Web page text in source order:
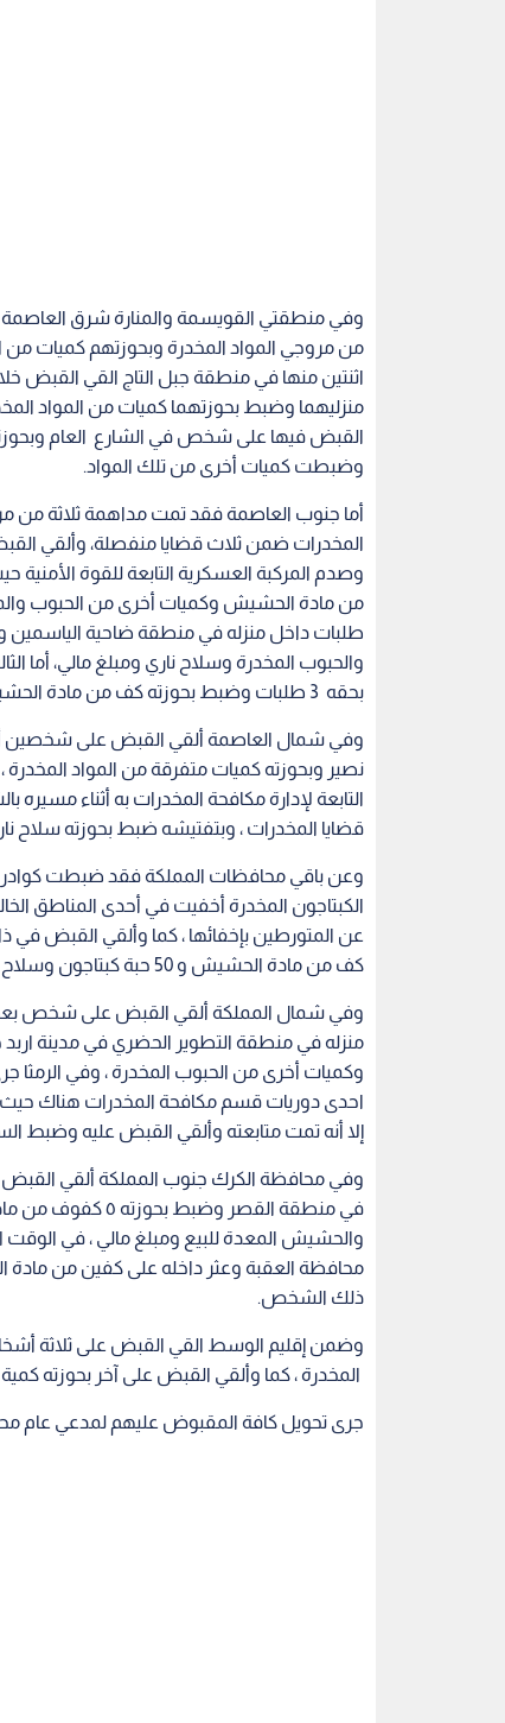
وفي منطقتي القويسمة والمنارة شرق العاصمة
من مروجي المواد المخدرة وبحوزتهم كميات من
اثنتين منها في منطقة جبل التاج القي القبض
منزليهما وضبط بحوزتهما كميات من المواد
القبض فيها على شخص في الشارع العام
وضبطت كميات أخرى من تلك المواد.
أما جنوب العاصمة فقد تمت مداهمة ثلاثة من
المخدرات ضمن ثلاث قضايا منفصلة، وألقي
طلبات داخل منزله في منطقة ضاحية الياسمين
والحبوب المخدرة وسلاح ناري ومبلغ مالي، أما
بحقه 3 طلبات وضبط بحوزته كف من مادة الحشيش وكميات من الحبوب المخدرة مختلفة الأنواع.
نصير وبحوزته كميات متفرقة من المواد المخدرة
التابعة لإدارة مكافحة المخدرات به أثناء
قضايا المخدرات ، وبتفتيشه ضبط بحوزته سلاح
الكبتاجون المخدرة أخفيت في أحدى المناطق
عن المتورطين بإخفائها ، كما وألقي القبض
كف من مادة الحشيش و 50 حبة كبتاجون وسلاح ناري.
وفي شمال المملكة ألقي القبض على شخص بعد
منزله في منطقة التطوير الحضري في مدينة
احدى دوريات قسم مكافحة المخدرات هناك حيث
إلا أنه تمت متابعته وألقي القبض عليه وضبط
وفي محافظة الكرك جنوب المملكة ألقي
والحشيش المعدة للبيع ومبلغ مالي ، في
ذلك الشخص.
وضمن إقليم الوسط القي القبض على ثلاثة
المخدرة ، كما وألقي القبض على آخر بحوزته
جرى تحويل كافة المقبوض عليهم لمدعي عام